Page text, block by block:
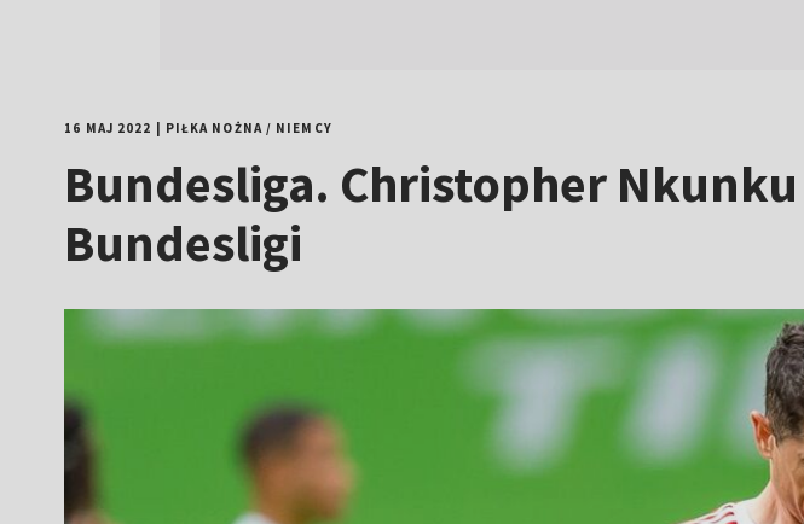
16 MAJ 2022 PIŁKA NOŻNA/ NIEMCY
Bundesliga. Christopher
Bundesligi